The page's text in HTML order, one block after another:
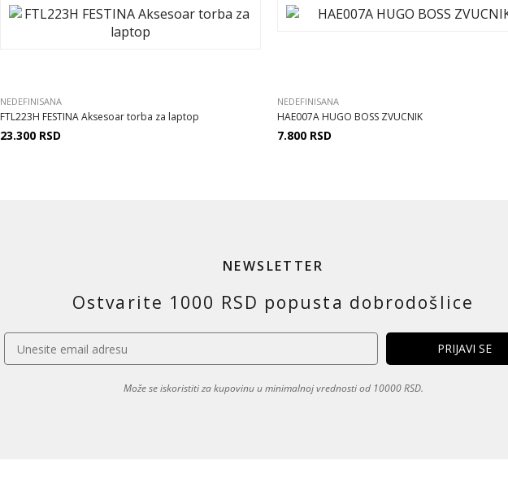
NEDEFINISANA
FTL223H FESTINA Aksesoar torba za laptop
23.300 RSD
NEDEFINISANA
HAE007A HUGO BOSS ZVUCNIK
7.800 RSD
NEWSLETTER
Ostvarite 1000 RSD popusta dobrodošlice
Može se iskoristiti za kupovinu u minimalnoj vrednosti od 10000 RSD.